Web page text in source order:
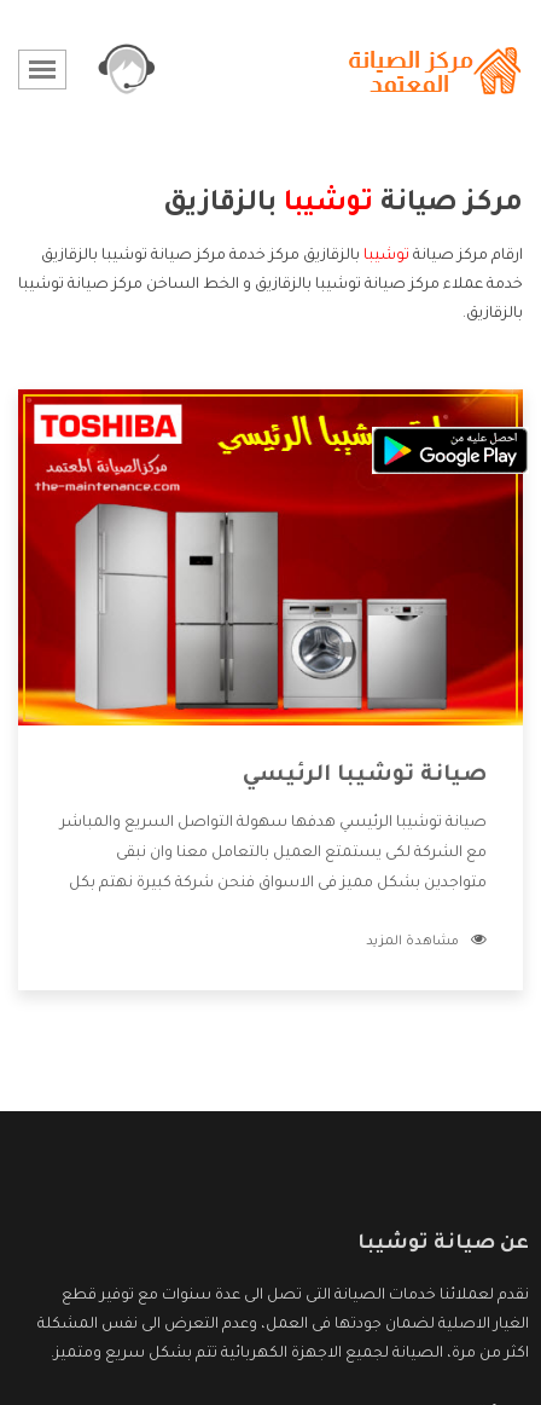
مركز صيانة توشيبا بالزقازيق
ارقام مركز صيانة توشيبا بالزقازيق مركز خدمة مركز صيانة توشيبا بالزقازيق
خدمة عملاء مركز صيانة توشيبا بالزقازيق و الخط الساخن مركز صيانة توشيبا
بالزقازيق.
صيانة توشيبا الرئيسي
صيانة توشيبا الرئيسي هدفها سهولة التواصل السريع والمباشر
مع الشركة لكى يستمتع العميل بالتعامل معنا وان نبقى
متواجدين بشكل مميز فى الاسواق فنحن شركة كبيرة نهتم بكل
الشركة بها والتى تكون منها خدمة الصيانة التى تكون من أهم
مشاهدة المزيد
عن صيانة توشيبا
نقدم لعملائنا خدمات الصيانة التى تصل الى عدة سنوات مع توفير قطع
الغيار الاصلية لضمان جودتها فى العمل، وعدم التعرض الى نفس المشكلة
اكثر من مرة، الصيانة لجميع الاجهزة الكهربائية تتم بشكل سريع ومتميز.